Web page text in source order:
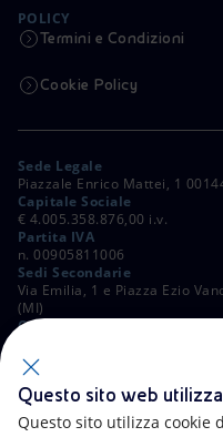
POLICY
Termini e Condizioni
Cookie Policy
Sede Legale
Piazzale Enrico Mattei, 1
Capitale Sociale
€ 4.005.358.876,00 i.v.
Partita IVA
n. 00905811006
Sedi Secondarie
Via Emilia, 1 e Piazza Ezio
(MI)
C. Fiscale e Registro Imprese
ALTRI LINK
Questo sito web
Questo sito utilizza cookie